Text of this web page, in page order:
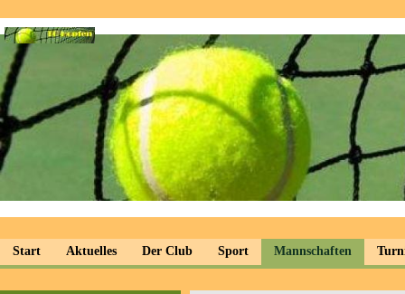
Start Aktuelles Der Club Sport Mannschaften